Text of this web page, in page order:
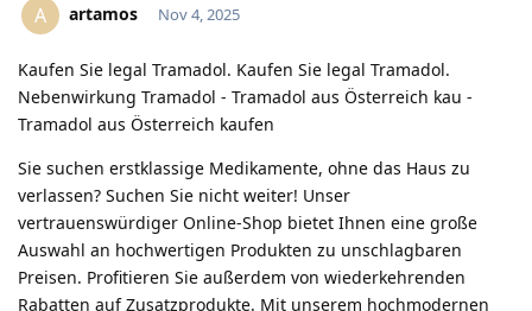
A artamos Nov 4, 2025
Kaufen Sie legal Tramadol. Kaufen Sie legal Tramadol.
Nebenwirkung Tramadol - Tramadol aus Österreich kau -
Tramadol aus Österreich kaufen
Sie suchen erstklassige Medikamente, ohne das Haus zu
verlassen? Suchen Sie nicht weiter! Unser
vertrauenswürdiger Online-Shop bietet Ihnen eine große
Auswahl an hochwertigen Produkten zu unschlagbaren
Preisen. Profitieren Sie außerdem von wiederkehrenden
Rabatten auf Zusatzprodukte. Mit unserem hochmodernen